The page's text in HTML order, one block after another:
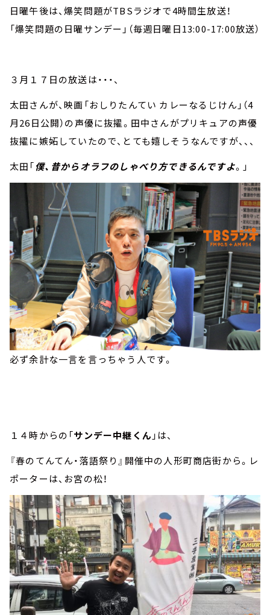
日曜午後は、爆笑問題がTBSラジオで4時間生放送！
「爆笑問題の日曜サンデー」（毎週日曜日13:00-17:00放送）
３月１７日の放送は・・・、
太田さんが、映画「おしりたんてい カレーなるじけん」（4
月26日公開）の声優に抜擢。田中さんがプリキュアの声優
抜擢に嫉妬していたので、とても嬉しそうなんですが、、、
太田「僕、昔からオラフのしゃべり方できるんですよ。」
必ず余計な一言を言っちゃう人です。
１４時からの「サンデー中継くん 」は、
『春のてんてん・落語祭り』開催中の人形町商店街から。レ
ポーターは、お宮の松！